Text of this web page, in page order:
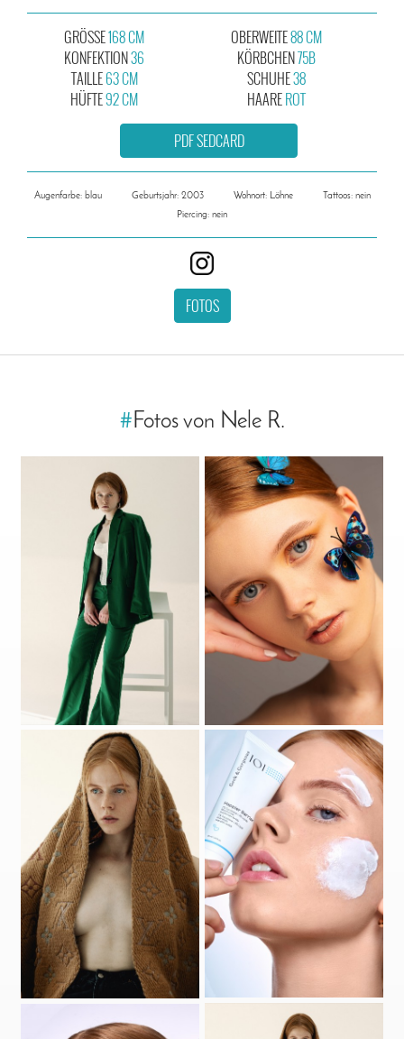
GRÖSSE168 CM
KONFEKTION36
OBERWEITE88 CM
KÖRBCHEN75B
TAILLE63 CM
HÜFTE92 CM
SCHUHE38
HAAREROT
PDF SEDCARD
Augenfarbe: blau Geburtsjahr: 2003 Wohnort: Löhne
Tattoos: nein
Piercing: nein
FOTOS
#Fotos von Nele R.